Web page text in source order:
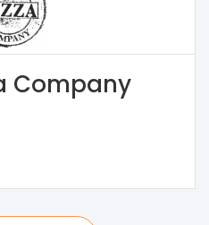
Company